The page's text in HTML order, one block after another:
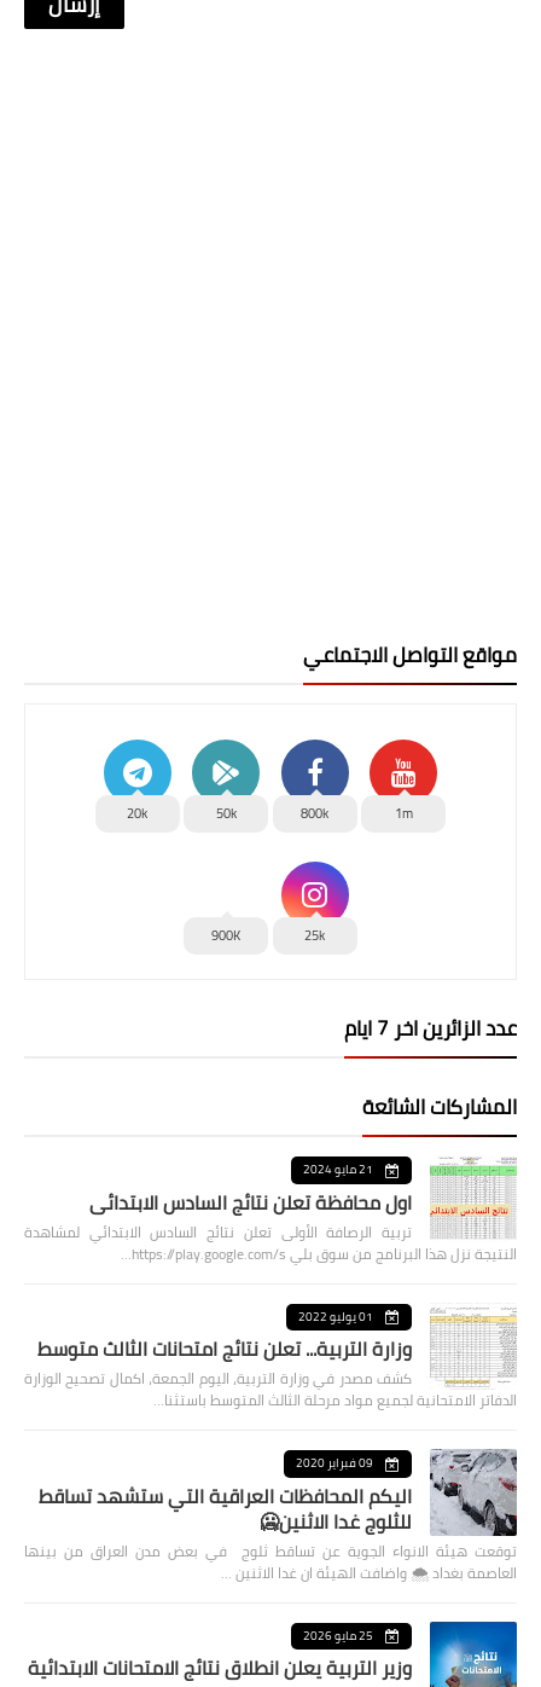
مواقع التواصل الاجتماعي
1m
800k
50k
20k
25k
900K
عدد الزائرين اخر 7 ايام
المشاركات الشائعة
21 مايو 2024
اول محافظة تعلن نتائج السادس الابتدائي
تربية الرصافة الأولى تعلن نتائج السادس الابتدائي لمشاهدة
النتيجة نزل هذا البرنامج من سوق بلي https://play.google.com/s…
01 يوليو 2022
وزارة التربية... تعلن نتائج امتحانات الثالث متوسط
كشف مصدر في وزارة التربية، اليوم الجمعة، اكمال تصحيح الوزارة
الدفاتر الامتحانية لجميع مواد مرحلة الثالث المتوسط باستثنا…
09 فبراير 2020
اليكم المحافظات العراقية التي ستشهد تساقط
للثلوج غدا الاثنين🥶
توقعت هيئة الانواء الجوية عن تساقط ثلوج في بعض مدن العراق من بينها
العاصمة بغداد ⁦🌨️⁩ واضافت الهيئة ان غدا الاثنين …
25 مايو 2026
وزير التربية يعلن انطلاق نتائج الامتحانات الابتدائية